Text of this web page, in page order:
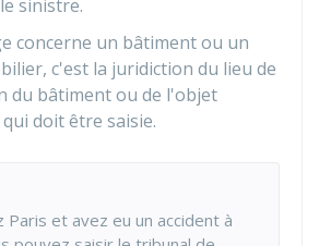
sinistre.
concerne un bâtiment ou un
c'est la juridiction du lieu de
du bâtiment ou de l'objet
doit être saisie.
Paris et avez eu un accident à